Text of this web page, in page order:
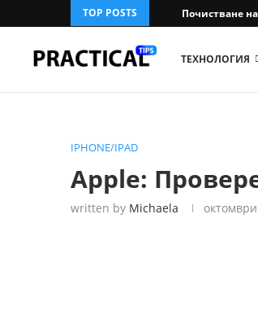
TOP POSTS Почистване
ТЕХНОЛОГИЯ
IPHONE/IPAD
Apple:
written by Michaela